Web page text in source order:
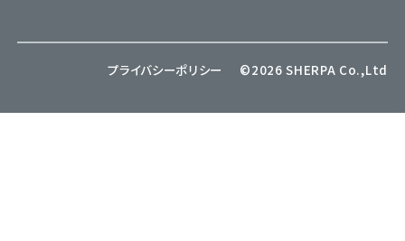
プライバシーポリシー ©2026 SHERPA Co.,Ltd